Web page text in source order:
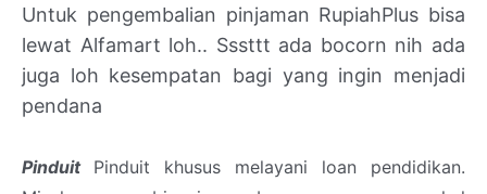
Untuk pengembalian pinjaman RupiahPlus bisa
lewat Alfamart loh.. Sssttt ada bocorn nih ada
juga loh kesempatan bagi yang ingin menjadi
pendana
Pinduit Pinduit khusus melayani loan pendidikan.